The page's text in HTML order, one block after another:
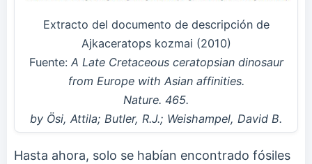
Extracto del documento de descripción de
Ajkaceratops kozmai (2010)
Fuente: A Late Cretaceous ceratopsian dinosaur
from Europe with Asian affinities.
Nature. 465.
by Ösi, Attila; Butler, R.J.; Weishampel, David B.
Hasta ahora, solo se habían encontrado fósiles